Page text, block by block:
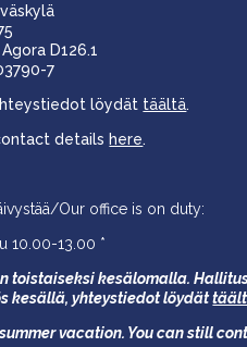
D126.1
7
löydät täältä.
detailshere.
Our office is on duty:
10.00-13.00 *
toistaiseksi kesälomalla.
kesällä,yhteystiedot löydät
summer vacation. You can still